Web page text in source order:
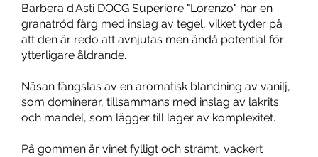
Barbera d'Asti DOCG Superiore "Lorenzo" har en
granatröd färg med inslag av tegel, vilket tyder på
att den är redo att avnjutas men ändå potential för
ytterligare åldrande.
Näsan fängslas av en aromatisk blandning av vanilj,
som dominerar, tillsammans med inslag av lakrits
och mandel, som lägger till lager av komplexitet.
På gommen är vinet fylligt och stramt, vackert